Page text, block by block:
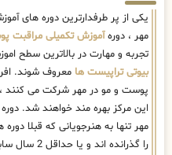
یکی از پر طرفدارترین دوره های
مهر ، دورهآموزش تکمیلی مراقبت
تجربه و مهارت در بالاترین سطح
بیوتی تراپیست ها معروف شوند.
پوست و مو در مهر شرکت می کنند
این مرکز بهره مند خواهند شد.
مهر تنها به هنرجویانی که قبلا دوره
را گذرانده